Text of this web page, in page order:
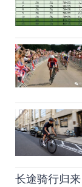
长途骑行归